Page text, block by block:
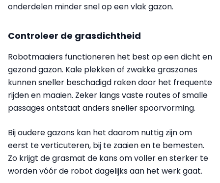
onderdelen minder snel op een vlak gazon.
Controleer de grasdichtheid
Robotmaaiers functioneren het best op een dicht en
gezond gazon. Kale plekken of zwakke graszones
kunnen sneller beschadigd raken door het frequente
rijden en maaien. Zeker langs vaste routes of smalle
passages ontstaat anders sneller spoorvorming.
Bij oudere gazons kan het daarom nuttig zijn om
eerst te verticuteren, bij te zaaien en te bemesten.
Zo krijgt de grasmat de kans om voller en sterker te
worden vóór de robot dagelijks aan het werk gaat.